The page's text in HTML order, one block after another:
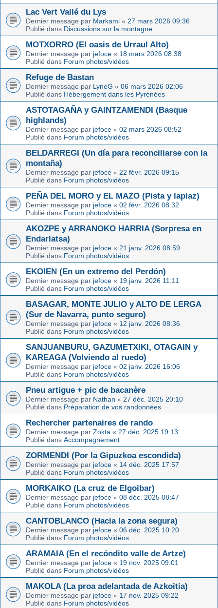
Lac Vert Vallé du Lys
Dernier message par Markami « 27 mars 2026 09:36
Publié dans Discussions sur la montagne
MOTXORRO (El oasis de Urraul Alto)
Dernier message par jefoce « 18 mars 2026 08:38
Publié dans Forum photos/vidéos
Refuge de Bastan
Dernier message par LyneG « 06 mars 2026 02:06
Publié dans Hébergement dans les Pyrénées
ASTOTAGAÑA y GAINTZAMENDI (Basque
highlands)
Dernier message par jefoce « 02 mars 2026 08:52
Publié dans Forum photos/vidéos
BELDARREGI (Un día para reconciliarse con la
montaña)
Dernier message par jefoce « 22 févr. 2026 09:15
Publié dans Forum photos/vidéos
PEÑA DEL MORO y EL MAZO (Pista y lapiaz)
Dernier message par jefoce « 02 févr. 2026 08:32
Publié dans Forum photos/vidéos
AKOZPE y ARRANOKO HARRIA (Sorpresa en
Endarlatsa)
Dernier message par jefoce « 21 janv. 2026 08:59
Publié dans Forum photos/vidéos
EKOIEN (En un extremo del Perdón)
Dernier message par jefoce « 19 janv. 2026 11:11
Publié dans Forum photos/vidéos
BASAGAR, MONTE JULIO y ALTO DE LERGA
(Sur de Navarra, punto seguro)
Dernier message par jefoce « 12 janv. 2026 08:36
Publié dans Forum photos/vidéos
SANJUANBURU, GAZUMETXIKI, OTAGAIN y
KAREAGA (Volviendo al ruedo)
Dernier message par jefoce « 02 janv. 2026 16:06
Publié dans Forum photos/vidéos
Pneu artigue + pic de bacanère
Dernier message par Nathan « 27 déc. 2025 20:10
Publié dans Préparation de vos randonnées
Rechercher partenaires de rando
Dernier message par Zokta « 27 déc. 2025 19:13
Publié dans Accompagnement
ZORMENDI (Por la Gipuzkoa escondida)
Dernier message par jefoce « 14 déc. 2025 17:57
Publié dans Forum photos/vidéos
MORKAIKO (La cruz de Elgoibar)
Dernier message par jefoce « 08 déc. 2025 08:47
Publié dans Forum photos/vidéos
CANTOBLANCO (Hacia la zona segura)
Dernier message par jefoce « 06 déc. 2025 10:20
Publié dans Forum photos/vidéos
ARAMAIA (En el recóndito valle de Artze)
Dernier message par jefoce « 19 nov. 2025 09:01
Publié dans Forum photos/vidéos
MAKOLA (La proa adelantada de Azkoitia)
Dernier message par jefoce « 17 nov. 2025 09:22
Publié dans Forum photos/vidéos